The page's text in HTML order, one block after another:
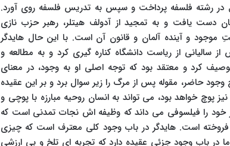
رشته فلسفه پرداخت و سپس به تدریس فلسفه روی آورد.
دست یافت و به تمجید از آدولف هیتلر، رهبر حزب نازی
موجود و آینده آلمان و قانون آن است. با این حال هایدگر
سالیانی از ریاست دانشگاه کناره‏ گیری کرد و به مطالعه و
کرد و معتقد بود که توجه اصلی او به وجود، در معنای
حاضر، مقوله پس از مرگ را زیر سوال برد و بر این عقیده
پوچ خواهد بود، می‏ تواند به انسان روحیه مبارزه با پوچی و
را فیلسوفی می‏ داند که وظیفه ‏اش نجات تمدنی است که
فروخته است. هایدگر در باب وجود کلی معترف است که چیزی
در باب وجود جزئی عقیده دارد که تجربه‏ ای تلخ و بی‏ ارزشی